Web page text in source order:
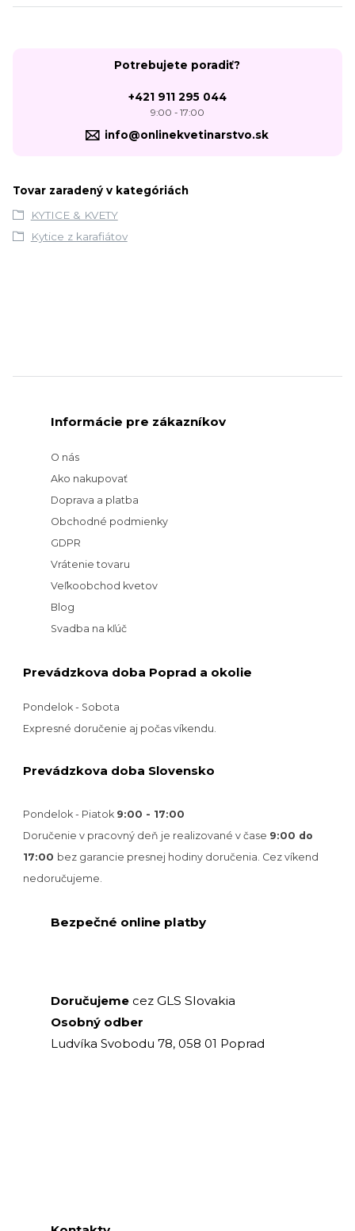
Potrebujete poradiť?
+421 911 295 044
9:00 - 17:00
info@onlinekvetinarstvo.sk
Tovar zaradený v kategóriách
KYTICE & KVETY
Kytice z karafiátov
Informácie pre zákazníkov
O nás
Ako nakupovať
Doprava a platba
Obchodné podmienky
GDPR
Vrátenie tovaru
Veľkoobchod kvetov
Blog
Svadba na kľúč
Prevádzkova doba Poprad a okolie
Pondelok - Sobota
Expresné doručenie aj počas víkendu.
Prevádzkova doba Slovensko
Pondelok - Piatok 9:00 - 17:00
Doručenie v pracovný deň je realizované v čase 9:00 do
17:00 bez garancie presnej hodiny doručenia. Cez víkend
nedoručujeme.
Bezpečné online platby
Doručujeme cez GLS Slovakia
Osobný odber
Ludvíka Svobodu 78, 058 01 Poprad